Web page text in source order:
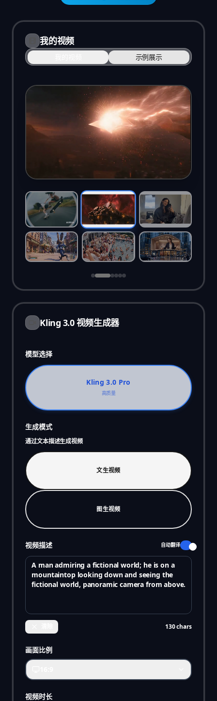
Kling 3.0 视频生成器
模型选择
Kling 3.0 Pro
高质量
生成模式
通过文本描述生成视频
文生视频
图生视频
视频描述 自动翻译
130chars
画面比例
视频时长
我的视频
示例展示